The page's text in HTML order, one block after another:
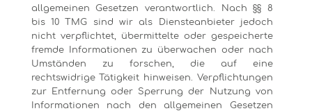
allgemeinen Gesetzen verantwortlich. Nach §§ 8
bis 10 TMG sind wir als Diensteanbieter jedoch
nicht verpflichtet, übermittelte oder gespeicherte
fremde Informationen zu überwachen oder nach
Umständen zu forschen, die auf eine
rechtswidrige Tätigkeit hinweisen. Verpflichtungen
zur Entfernung oder Sperrung der Nutzung von
Informationen nach den allgemeinen Gesetzen